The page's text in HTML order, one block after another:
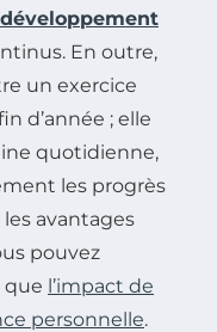
développement
En outre,
un exercice
d’année ; elle
quotidienne,
les progrès
les avantages
pouvez
que l’impact de
personnelle.